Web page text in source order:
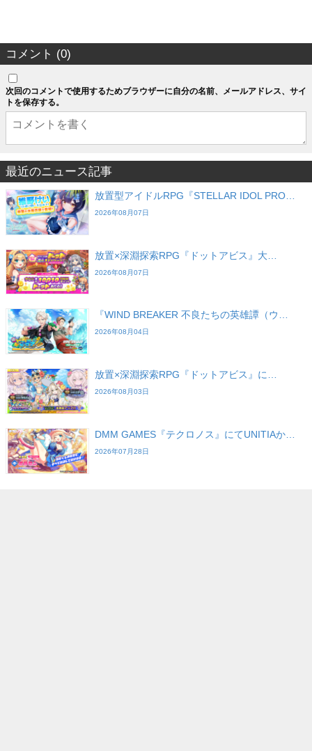
コメント (0)
次回のコメントで使用するためブラウザーに自分の名前、メールアドレス、サイ
トを保存する。
最近のニュース記事
放置型アイドルRPG『STELLAR IDOL PRO…
2026年08月07日
放置×深淵探索RPG『ドットアビス』大…
2026年08月07日
『WIND BREAKER 不良たちの英雄譚（ウ…
2026年08月04日
放置×深淵探索RPG『ドットアビス』に…
2026年08月03日
DMM GAMES『テクロノス』にてUNITIAか…
2026年07月28日